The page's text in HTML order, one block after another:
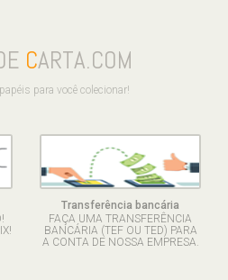
CARTA.COM
para você colecionar!
Transferência bancária
FAÇA UMA TRANSFERÊNCIA
BANCÁRIA (TEF OU TED) PARA
A CONTA DE NOSSA EMPRESA.